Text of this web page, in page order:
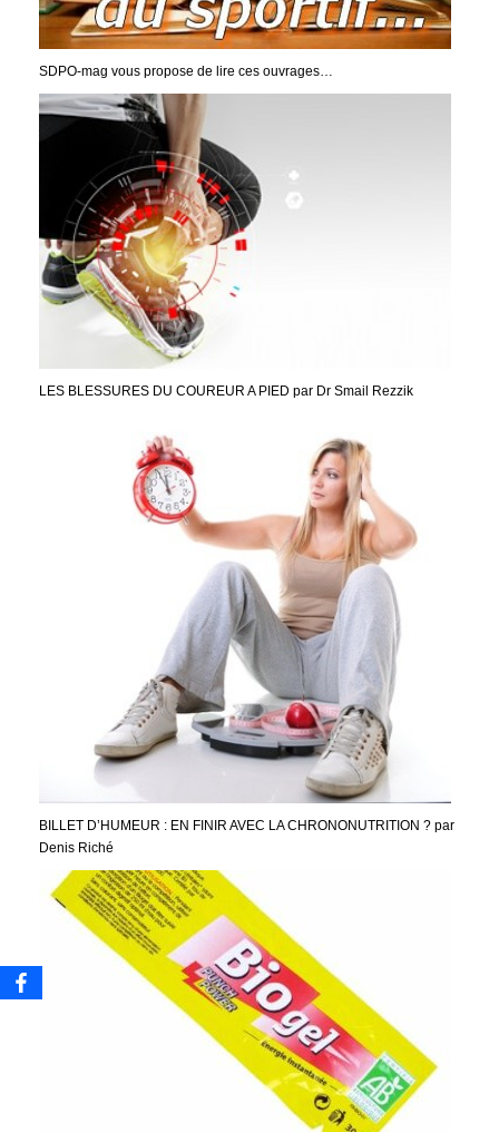
SDPO-mag vous propose de lire ces ouvrages…
LES BLESSURES DU COUREUR A PIED par Dr Smail Rezzik
BILLET D’HUMEUR : EN FINIR AVEC LA CHRONONUTRITION ? par
Denis Riché